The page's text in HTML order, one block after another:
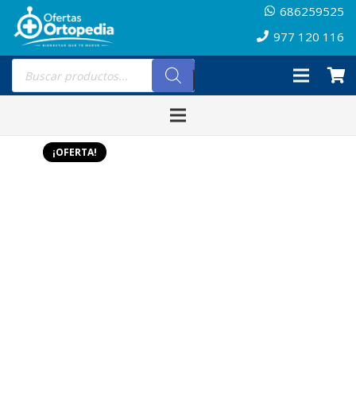
686259525
977 120 116
Búsqueda
productos
¡OFERTA!